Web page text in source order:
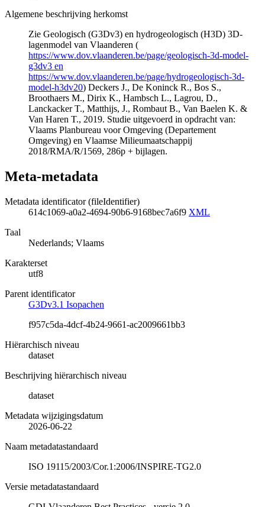
Algemene beschrijving herkomst
Zie Geologisch (G3Dv3) en hydrogeologisch (H3D) 3D-
lagenmodel van Vlaanderen (
https://www.dov.vlaanderen.be/page/geologisch-3d-model-
g3dv3 en
https://www.dov.vlaanderen.be/page/hydrogeologisch-3d-
model-h3dv20) Deckers J., De Koninck R., Bos S.,
Broothaers M., Dirix K., Hambsch L., Lagrou, D.,
Lanckacker T., Matthijs, J., Rombaut B., Van Baelen K. &
Van Haren T., 2019. Studie uitgevoerd in opdracht van:
Vlaams Planbureau voor Omgeving (Departement
Omgeving) en Vlaamse Milieumaatschappij
2018/RMA/R/1569, 286p + bijlagen.
Meta-metadata
Metadata identificator (fileIdentifier)
614c1069-a0a2-4694-90b6-9168bec7a6f9 XML
Taal
Nederlands; Vlaams
Karakterset
utf8
Parent identificator
G3Dv3.1 Isopachen
f957c5da-4dcf-4b24-9661-ac2009661bb3
Hiërarchisch niveau
dataset
Beschrijving hiërarchisch niveau
dataset
Metadata wijzigingsdatum
2026-06-22
Naam metadatastandaard
ISO 19115/2003/Cor.1:2006/INSPIRE-TG2.0
Versie metadatastandaard